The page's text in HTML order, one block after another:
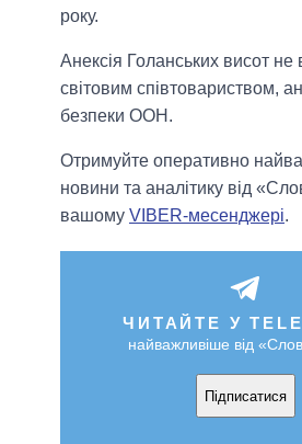
року.
Анексія Голанських висот не
світовим співтовариством,
безпеки ООН.
Отримуйте оперативно
новини та аналітику від
вашому VIBER-месенджері.
ЧИТАЙТЕ У
найважливіше від
Підписатися